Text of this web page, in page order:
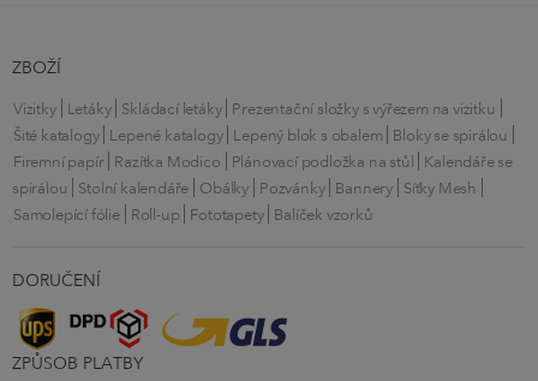
ZBOŽÍ
Vizitky Letáky Skládací letáky Prezentační složky s výřezem na vizitku
Šité katalogy Lepené katalogy Lepený blok s obalem
Bloky se spirálou
Firemní papír Razítka Modico Plánovací podložka na stůl
Kalendáře se
spirálou
Stolní kalendáře Obálky Pozvánky Bannery
Síťky Mesh
Samolepící fólie
Roll-up Fototapety Balíček vzorků
DORUČENÍ
ZPŮSOB PLATBY